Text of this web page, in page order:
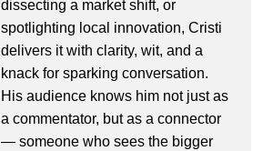
dissecting a market shift, or
spotlighting local innovation, Cristi
delivers it with clarity, wit, and a
knack for sparking conversation.
His audience knows him not just as
a commentator, but as a connector
— someone who sees the bigger